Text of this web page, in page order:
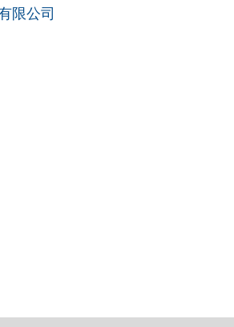
限公司